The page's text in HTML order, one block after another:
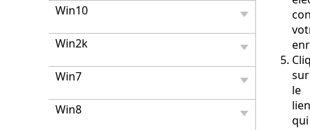
Win10
Win2k
Win7
Win8
sur
le
lien
qui